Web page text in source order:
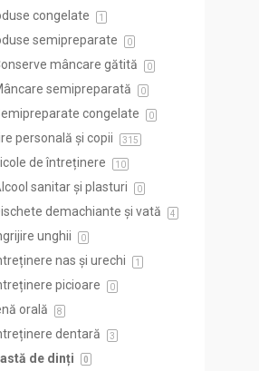
congelate 1
semipreparate 0
mâncare gătită 0
semipreparată 0
congelate 0
personală și copii 315
de întreținere 10
sanitar și plasturi 0
demachiante și vată 4
unghii 0
nas și urechi 1
picioare 0
orală 8
dentară 3
de dinți 0